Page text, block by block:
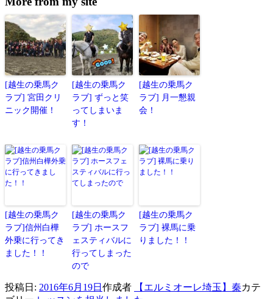
[越生の乗馬ク
ラブ] 宮田クリ
ニック開催！
[越生の乗馬ク
ラブ] ずっと笑
ってしまいま
す！
[越生の乗馬ク
ラブ] 月一懇親
会！
[越生の乗馬ク
ラブ]信州白樺
外乗に行ってき
ました！！
[越生の乗馬ク
ラブ] ホースフ
ェスティバルに
行ってしまった
ので
[越生の乗馬ク
ラブ] 裸馬に乗
りました！！
投稿日: 2016年6月19日 作成者 【エルミオーレ埼玉】秦カテ